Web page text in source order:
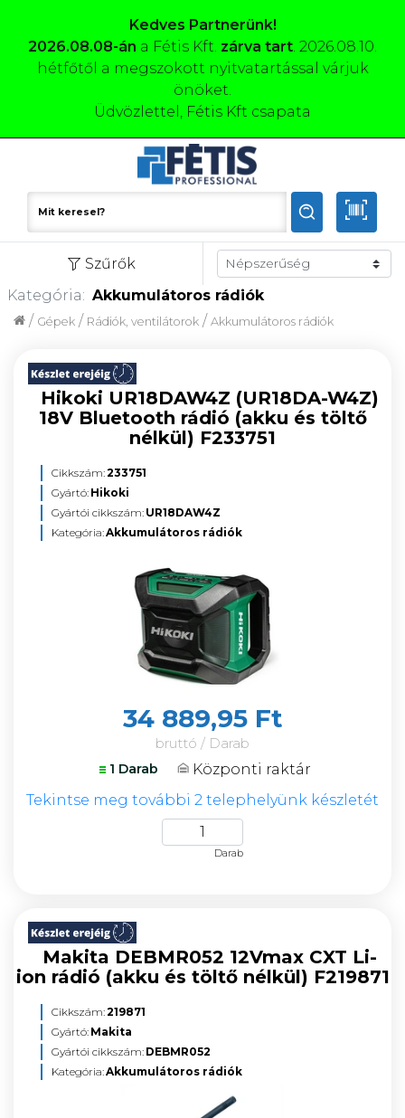
Kedves Partnerünk!
2026.08.08-án a Fétis Kft. zárva tart. 2026.08.10.
hétfőtől a megszokott nyitvatartással várjuk
önöket.
Üdvözlettel, Fétis Kft csapata
Szűrők
Kategória: Akkumulátoros rádiók
Akkumulátoros rádiók
/
Rádiók, ventilátorok
/
Gépek
/
Hikoki UR18DAW4Z (UR18DA-W4Z)
18V Bluetooth rádió (akku és töltő
nélkül) F233751
Cikkszám:233751
Gyártó: Hikoki
Gyártói cikkszám: UR18DAW4Z
Kategória:Akkumulátoros rádiók
34 889,95 Ft
bruttó / Darab
1 Darab
Központi raktár
Tekintse meg további 2 telephelyünk készletét
Darab
Makita DEBMR052 12Vmax CXT Li-
ion rádió (akku és töltő nélkül) F219871
Cikkszám:219871
Gyártó: Makita
Gyártói cikkszám: DEBMR052
Kategória:Akkumulátoros rádiók